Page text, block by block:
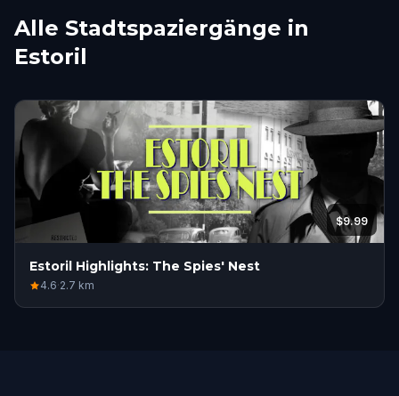
Alle Stadtspaziergänge in
Estoril
$9.99
Estoril Highlights: The Spies' Nest
4.6·2.7 km